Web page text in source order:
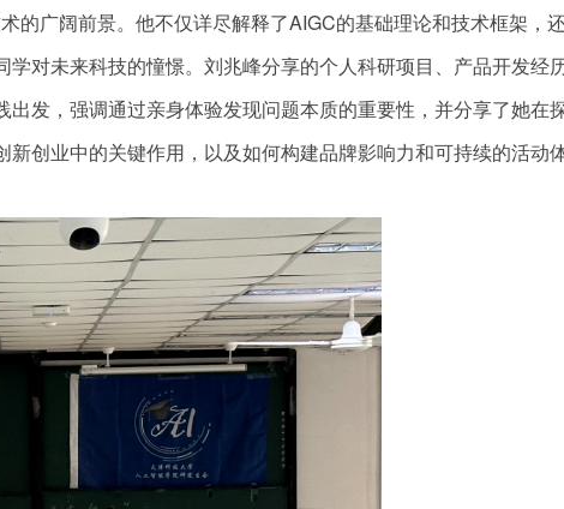
的广阔前景。他不仅详尽解释了AIGC的基础理论和技术框架，
对未来科技的憧憬。刘兆峰分享的个人科研项目、产品开发经
发，强调通过亲身体验发现问题本质的重要性，并分享了她在
创业中的关键作用，以及如何构建品牌影响力和可持续的活动